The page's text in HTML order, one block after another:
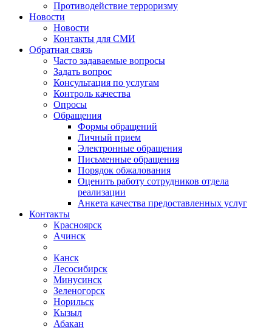
Противодействие терроризму
Новости
Новости
Контакты для СМИ
Обратная связь
Часто задаваемые вопросы
Задать вопрос
Консультация по услугам
Контроль качества
Опросы
Обращения
Формы обращений
Личный прием
Электронные обращения
Письменные обращения
Порядок обжалования
Оценить работу сотрудников отдела
реализации
Анкета качества предоставленных услуг
Контакты
Красноярск
Ачинск
Канск
Лесосибирск
Минусинск
Зеленогорск
Норильск
Кызыл
Абакан